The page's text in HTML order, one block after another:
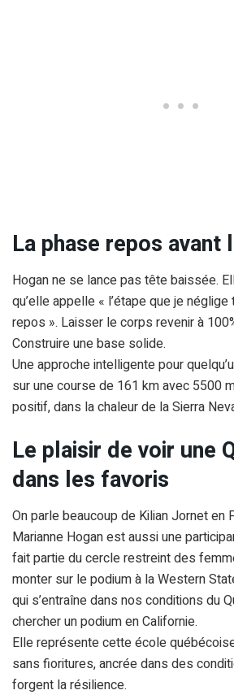
La phase repos avant
Hogan ne se lance pas tête baissée.
qu’elle appelle « l’étape que je
repos ». Laisser le corps revenir à
Construire une base solide.
Une approche intelligente pour
sur une course de 161 km avec 5500
positif, dans la chaleur de la Sierra
Le plaisir de voir une
dans les favoris
On parle beaucoup de Kilian Jornet en
Marianne Hogan est aussi une
fait partie du cercle restreint des
monter sur le podium à la Western
qui s’entraîne dans nos conditions du
chercher un podium en Californie.
Elle représente cette école
sans fioritures, ancrée dans des
forgent la résilience.